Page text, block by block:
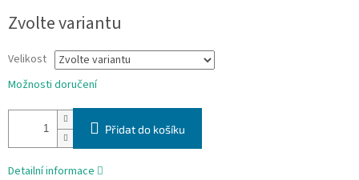
cena:
Zvolte variantu
Velikost
Možnosti doručení
Přidat do košíku
Detailní informace